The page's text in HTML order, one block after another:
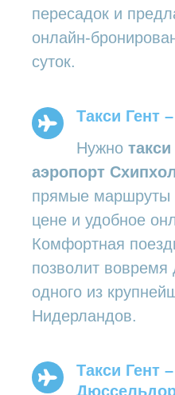
пересадок и
онлайн-
суток.
Такси Гент
Нужно
аэропорт
прямые маршруты
цене и удобное
Комфортная
позволит вовремя
одного из
Нидерландов.
Такси Гент